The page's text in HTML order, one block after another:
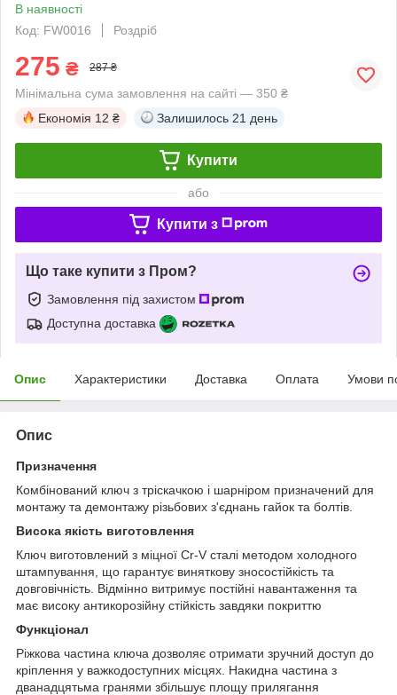
В наявності
Код: FW0016
Роздріб
275 ₴ 287 ₴
Мінімальна сума замовлення на сайті — 350 ₴
Економія 12 ₴ Залишилось 21 день
Купити
або
Купити з
Що таке купити з Пром?
Замовлення під захистом
Доступна доставка
Опис Характеристики Доставка Оплата Умови
Опис
Призначення
Комбінований ключ з тріскачкою і шарніром призначений для
монтажу та демонтажу різьбових з'єднань гайок та болтів.
Висока якість виготовлення
Ключ виготовлений з міцної Cr-V сталі методом холодного
штампування, що гарантує виняткову зносостійкість та
довговічність. Відмінно витримує постійні навантаження та
має високу антикорозійну стійкість завдяки покриттю
Функціонал
Ріжкова частина ключа дозволяє отримати зручний доступ до
кріплення у важкодоступних місцях. Накидна частина з
дванадцятьма гранями збільшує площу прилягання